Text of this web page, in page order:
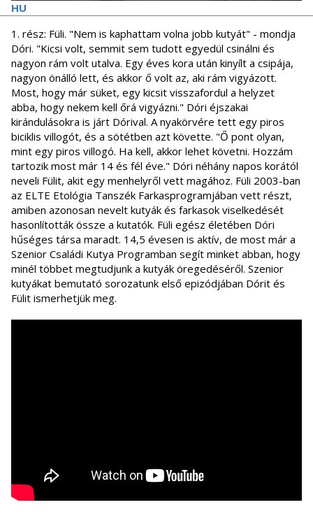
HU
1. rész: Füli. "Nem is kaphattam volna jobb kutyát" - mondja
Dóri. "Kicsi volt, semmit sem tudott egyedül csinálni és
nagyon rám volt utalva. Egy éves kora után kinyílt a csipája,
nagyon önálló lett, és akkor ő volt az, aki rám vigyázott.
Most, hogy már süket, egy kicsit visszafordul a helyzet
abba, hogy nekem kell őrá vigyázni." Dóri éjszakai
kirándulásokra is járt Dórival. A nyakörvére tett egy piros
biciklis villogót, és a sötétben azt követte. "Ő pont olyan,
mint egy piros villogó. Ha kell, akkor lehet követni. Hozzám
tartozik most már 14 és fél éve." Dóri néhány napos korától
neveli Fülit, akit egy menhelyről vett magához. Füli 2003-ban
az ELTE Etológia Tanszék Farkasprogramjában vett részt,
amiben azonosan nevelt kutyák és farkasok viselkedését
hasonlították össze a kutatók. Füli egész életében Dóri
hűséges társa maradt. 14,5 évesen is aktív, de most már a
Szenior Családi Kutya Programban segít minket abban, hogy
minél többet megtudjunk a kutyák öregedéséről. Szenior
kutyákat bemutató sorozatunk első epizódjában Dórit és
Fülit ismerhetjük meg.